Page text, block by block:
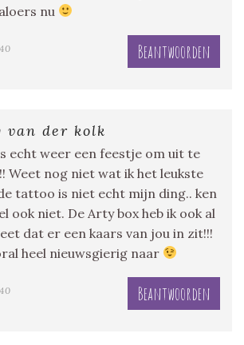
nu
Beantwoorden
van der kolk
echt weer een feestje om uit te
Weet nog niet wat ik het leukste
tattoo is niet echt mijn ding.. ken
ook niet. De Arty box heb ik ook al
dat er een kaars van jou in zit!!!
heel nieuwsgierig naar
Beantwoorden